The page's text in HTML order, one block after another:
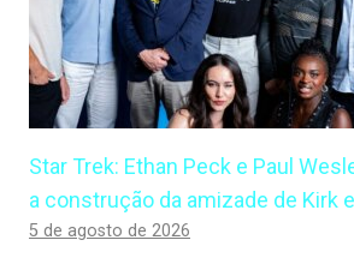
Star Trek: Ethan Peck e Paul
a construção da amizade de Kirk
5 de agosto de 2026